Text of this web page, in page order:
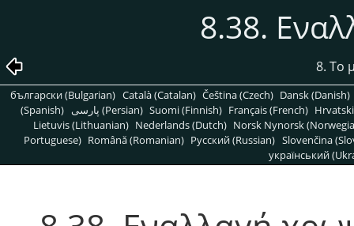
8.38.
8. Το
български (Bulgarian) Català (Catalan) Čeština (Czech) Dansk (Danish)
(Spanish)
پارسی (Persian) Suomi (Finnish) Français (French)
Lietuvis (Lithuanian) Nederlands (Dutch) Norsk Nynorsk
Portuguese) Română (Romanian) Pусский (Russian) Slovenčina
український